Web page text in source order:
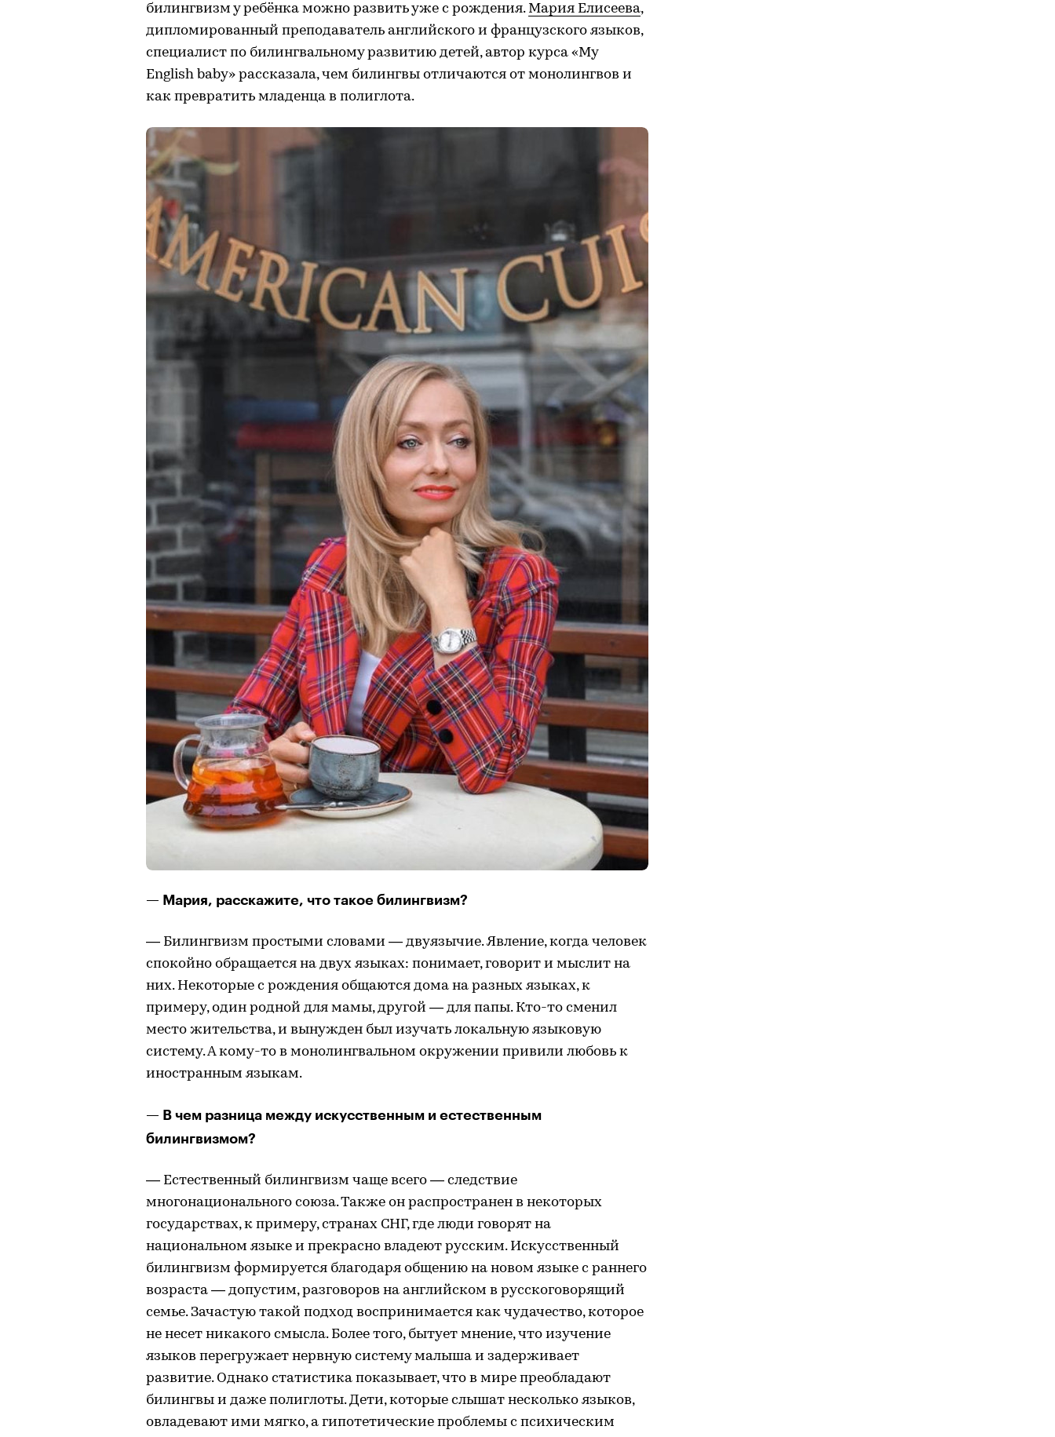
билингвизм у ребёнка можно развить уже с рождения. Мария Елисеева,
дипломированный преподаватель английского и французского языков,
специалист по билингвальному развитию детей, автор курса «My
English baby» рассказала, чем билингвы отличаются от монолингвов и
как превратить младенца в полиглота.
— Мария, расскажите, что такое билингвизм?
— Билингвизм простыми словами — двуязычие. Явление, когда человек
спокойно обращается на двух языках: понимает, говорит и мыслит на
них. Некоторые с рождения общаются дома на разных языках, к
примеру, один родной для мамы, другой — для папы. Кто-то сменил
место жительства, и вынужден был изучать локальную языковую
систему. А кому-то в монолингвальном окружении привили любовь к
иностранным языкам.
— В чем разница между искусственным и естественным
билингвизмом?
— Естественный билингвизм чаще всего — следствие
многонационального союза. Также он распространен в некоторых
государствах, к примеру, странах СНГ, где люди говорят на
национальном языке и прекрасно владеют русским. Искусственный
билингвизм формируется благодаря общению на новом языке с раннего
возраста — допустим, разговоров на английском в русскоговорящий
семье. Зачастую такой подход воспринимается как чудачество, которое
не несет никакого смысла. Более того, бытует мнение, что изучение
языков перегружает нервную систему малыша и задерживает
развитие. Однако статистика показывает, что в мире преобладают
билингвы и даже полиглоты. Дети, которые слышат несколько языков,
овладевают ими мягко, а гипотетические проблемы с психическим